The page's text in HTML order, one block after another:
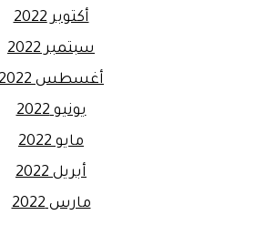
أكتوبر 2022
سبتمبر 2022
أغسطس 2022
يونيو 2022
مايو 2022
أبريل 2022
مارس 2022